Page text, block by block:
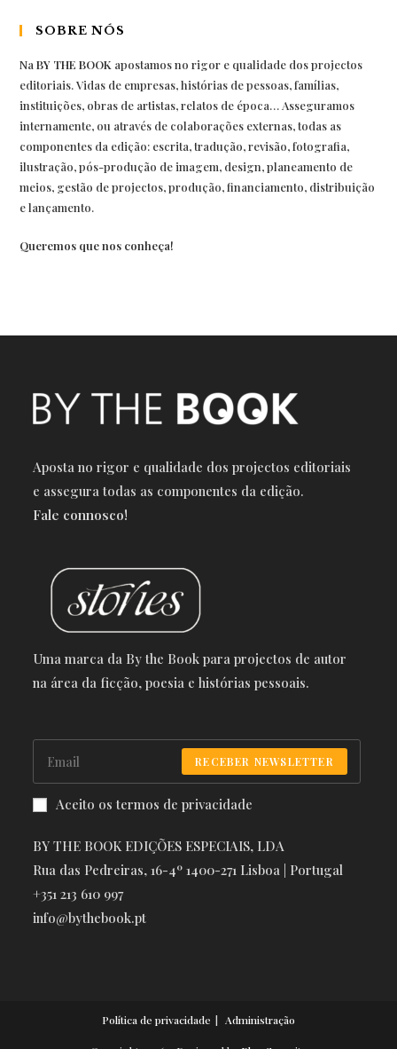
SOBRE NÓS
NaBY THE BOOK apostamos no rigor e qualidade dos projectos
editoriais. Vidas de empresas, histórias de pessoas, famílias,
instituições, obras de artistas, relatos de época… Asseguramos
internamente, ou através de colaborações externas, todas as
componentes da edição: escrita, tradução, revisão, fotografia,
ilustração, pós-produção de imagem, design, planeamento de
meios, gestão de projectos, produção, financiamento, distribuição
e lançamento.
Queremos que nos conheça!
Aposta no rigor e qualidade dos projectos editoriais
e assegura todas as componentes da edição.
Fale connosco!
Uma marca da By the Book para projectos de autor
na área da ficção, poesia e histórias pessoais.
RECEBER NEWSLETTER
Aceito os termos de privacidade
BY THE BOOK EDIÇÕES ESPECIAIS, LDA
Rua das Pedreiras, 16-4º 1400-271 Lisboa | Portugal
+351 213 610 997
info@bythebook.pt
Política de privacidade Administração